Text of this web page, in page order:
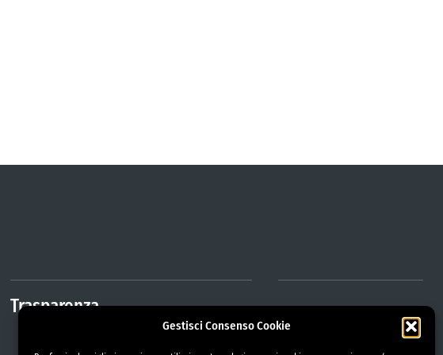
Gestisci Consenso Cookie
Trasparenza